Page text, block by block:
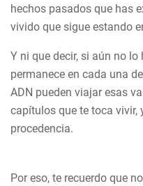
hechos pasados que has
vivido que sigue estando
Y ni que decir, si aún no
permanece en cada una
ADN pueden viajar esas
capítulos que te toca vivir,
procedencia.
Por eso, te recuerdo que